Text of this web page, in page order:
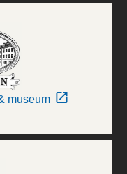
museum